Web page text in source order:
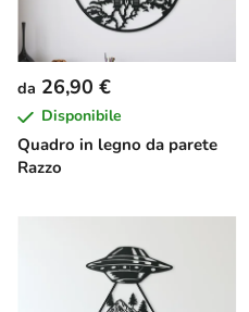
Quadro in legno da parete
Razzo
da 26,90 €
Disponibile